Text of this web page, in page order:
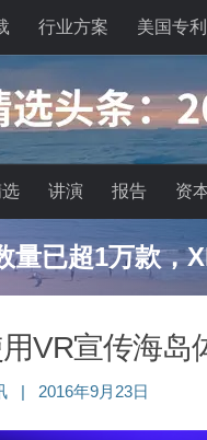
行业方案 美国专利
讲演 报告 资
量已超1万款，
VR宣传海岛
2016年9月23日